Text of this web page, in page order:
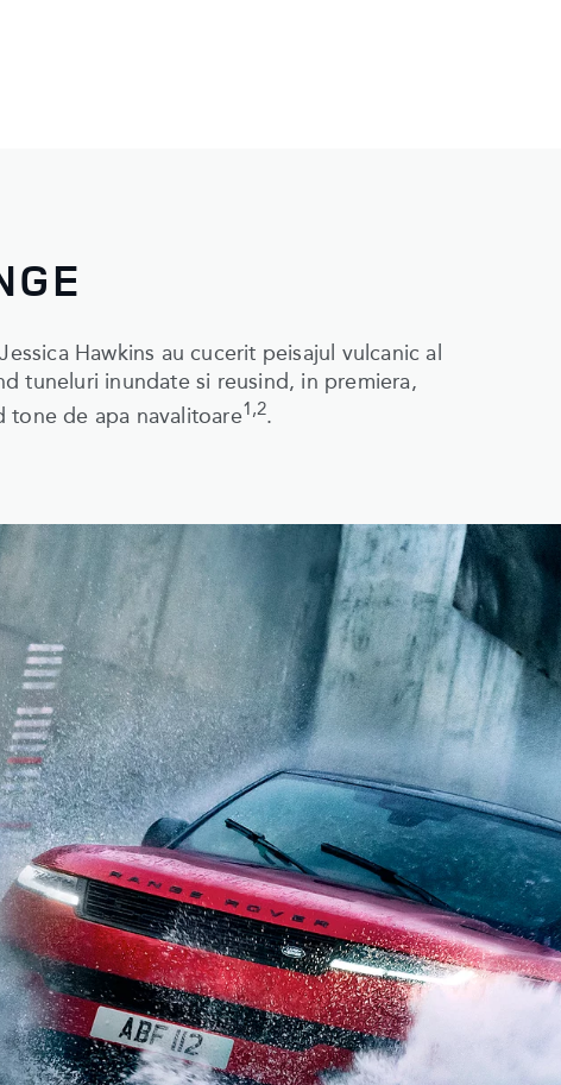
Hawkins au cucerit peisajul vulcanic al
tuneluri inundate si reusind, in premiera,
tone de apa navalitoare1,2.